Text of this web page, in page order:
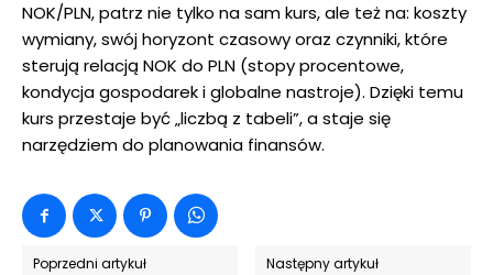
NOK/PLN, patrz nie tylko na sam kurs, ale też na: koszty
wymiany, swój horyzont czasowy oraz czynniki, które
sterują relacją NOK do PLN (stopy procentowe,
kondycja gospodarek i globalne nastroje). Dzięki temu
kurs przestaje być „liczbą z tabeli”, a staje się
narzędziem do planowania finansów.
Poprzedni artykuł Następny artykuł